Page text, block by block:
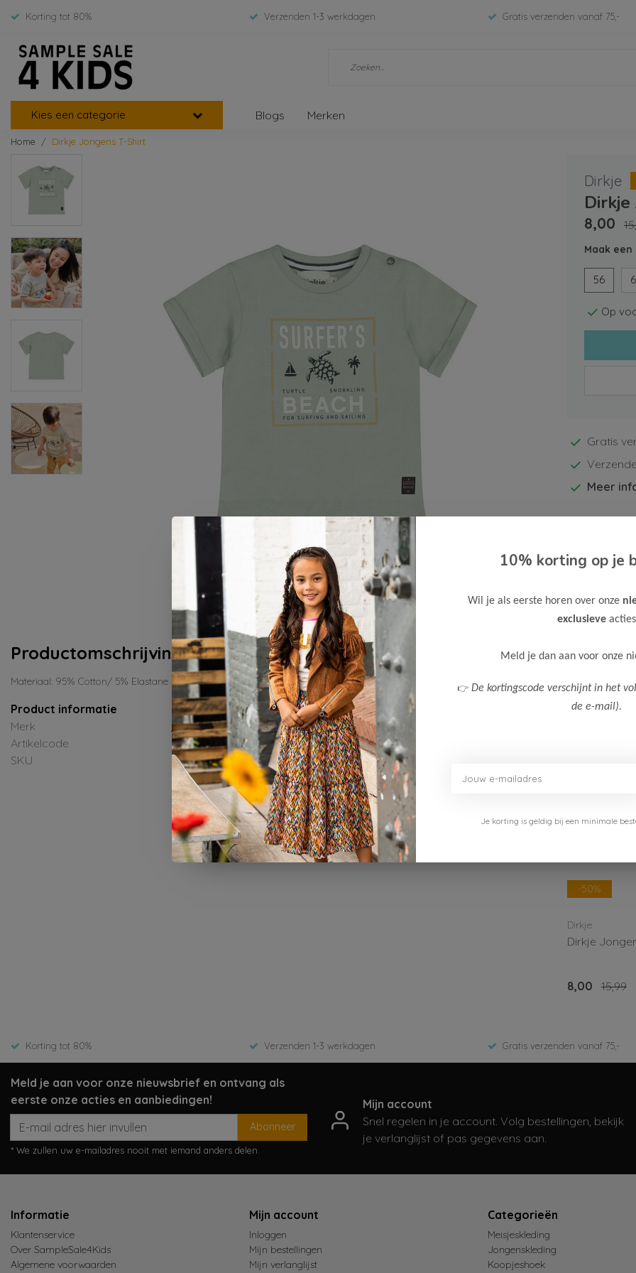
Korting tot 80% Verzenden 1-3 werkdagen Gratis verzenden vanaf 75,-
Kies een categorie Blogs Merken
Home Dirkje Jongens T-Shirt
Dirkje
8,00
Maak een
56
Op
Gratis
Meer
Productomschrijving
Materiaal: 95% Cotton/ 5% Elastane
Product informatie
Merk
Dirkje
Artikelcode
N58646-35-S121-Soft Sage
SKU
ED-Zomer 2026
Klanten
-50%
Dirkje
Dirkje
8,00 15,99
Korting tot 80% Verzenden 1-3 werkdagen Gratis verzenden vanaf 75,-
Meld je aan voor onze nieuwsbrief en ontvang als
eerste onze acties en aanbiedingen!
Abonneer
* We zullen uw e-mailadres nooit met iemand anders delen.
Mijn account
Snel regelen in je account. Volg bestellingen, bekijk
je verlanglijst of pas gegevens aan.
Informatie
Klantenservice
Over SampleSale4Kids
Algemene voorwaarden
Mijn account
Inloggen
Mijn bestellingen
Mijn verlanglijst
Categorieën
Meisjeskleding
Jongenskleding
Koopjeshoek
10% korting op je
Wil je als eerste horen over onze
exclusieve
Meld je dan aan voor onze
👉 De kortingscode verschijnt in het
de e-mail).
Je korting is geldig bij een minimale